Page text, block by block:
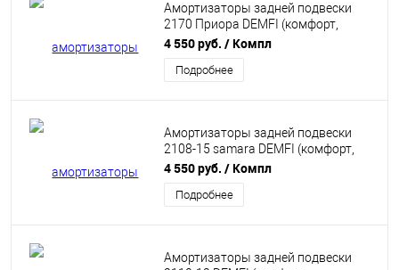
Амортизаторы задней подвески
2170 Приора DEMFI (комфорт,
газомасляные) 2шт SRC7010
4 550 руб. / Компл
Подробнее
Амортизаторы задней подвески
2108-15 samara DEMFI (комфорт,
газомасляные) 2шт SRC0810
4 550 руб. / Компл
Подробнее
Амортизаторы задней подвески